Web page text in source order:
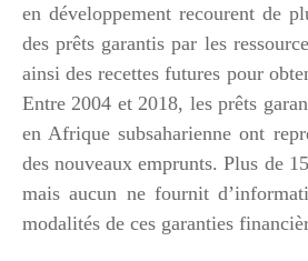
en développement recourent de
des prêts garantis par les
ainsi des recettes futures pour
Entre 2004 et 2018, les prêts
en Afrique subsaharienne ont
des nouveaux emprunts. Plus de
mais aucun ne fournit
modalités de ces garanties